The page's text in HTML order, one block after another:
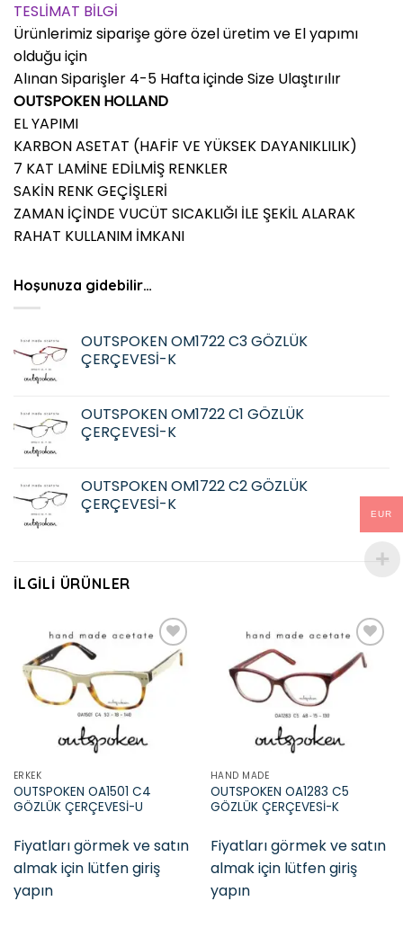
TESLİMAT BİLGİ
Ürünlerimiz siparişe göre özel üretim ve El yapımı
olduğu için
Alınan Siparişler 4-5 Hafta içinde Size Ulaştırılır
OUTSPOKEN HOLLAND
EL YAPIMI
KARBON ASETAT (HAFİF VE YÜKSEK DAYANIKLILIK)
7 KAT LAMİNE EDİLMİŞ RENKLER
SAKİN RENK GEÇİŞLERİ
ZAMAN İÇİNDE VUCÜT SICAKLIĞI İLE ŞEKİL ALARAK
RAHAT KULLANIM İMKANI
Hoşunuza gidebilir…
OUTSPOKEN OM1722 C3 GÖZLÜK
ÇERÇEVESİ-K
OUTSPOKEN OM1722 C1 GÖZLÜK
ÇERÇEVESİ-K
OUTSPOKEN OM1722 C2 GÖZLÜK
ÇERÇEVESİ-K
İLGILI ÜRÜNLER
Add to
wishlist
ERKEK
OUTSPOKEN OA1501 C4
GÖZLÜK ÇERÇEVESİ-U
Fiyatları görmek ve satın
almak için lütfen giriş
yapın
HAND MADE
OUTSPOKEN OA1283 C5
GÖZLÜK ÇERÇEVESİ-K
Fiyatları görmek ve satın
almak için lütfen giriş
yapın
EUR